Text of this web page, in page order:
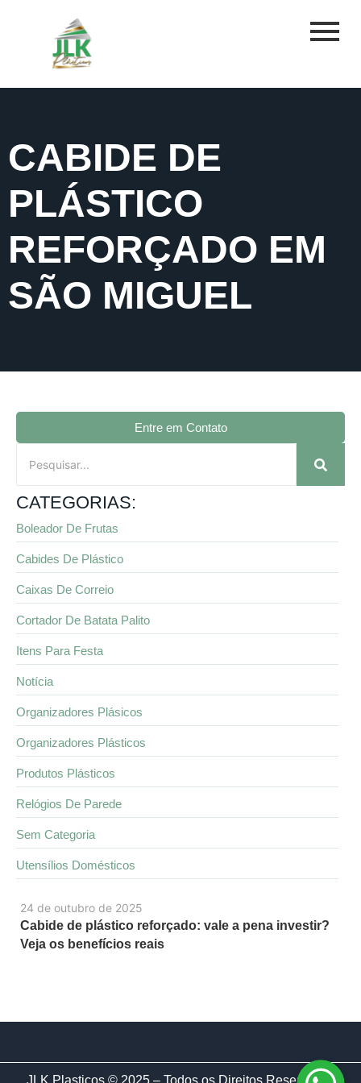
CABIDE DE
PLÁSTICO
REFORÇADO EM
SÃO MIGUEL
24 de outubro de 2025
Cabide de plástico reforçado: vale a pena investir?
Veja os benefícios reais
Entre em Contato
CATEGORIAS:
Boleador De Frutas
Cabides De Plástico
Caixas De Correio
Cortador De Batata Palito
Itens Para Festa
Notícia
Organizadores Plásicos
Organizadores Plásticos
Produtos Plásticos
Relógios De Parede
Sem Categoria
Utensílios Domésticos